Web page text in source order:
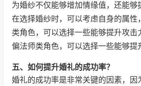
为婚纱不仅能够增加情缘值，还能够
在选择婚纱时，可以考虑自身的属性
类角色，可以选择一些能够提升攻击
偏法师类角色，可以选择一些能够提
五、如何提升婚礼的成功率？
婚礼的成功率是非常关键的因素，因